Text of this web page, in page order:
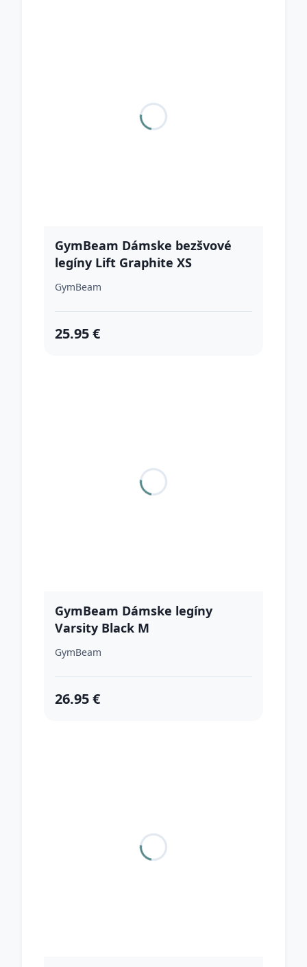
GymBeam Dámske bezšvové
legíny Lift Graphite XS
GymBeam
25.95 €
GymBeam Dámske legíny
Varsity Black M
GymBeam
26.95 €